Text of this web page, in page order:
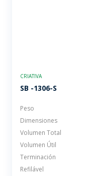
CRIATIVA
Peso
Dimensiones
Volumen Total
Volumen Útil
Terminación